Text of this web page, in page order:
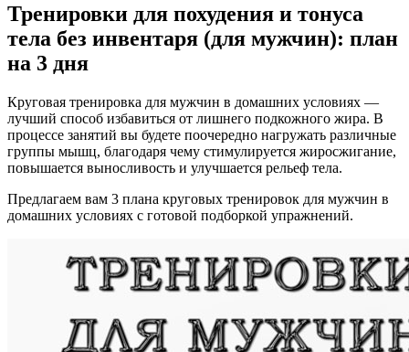
Тренировки для похудения и тонуса
тела без инвентаря (для мужчин): план
на 3 дня
Круговая тренировка для мужчин в домашних условиях —
лучший способ избавиться от лишнего подкожного жира. В
процессе занятий вы будете поочередно нагружать различные
группы мышц, благодаря чему стимулируется жиросжигание,
повышается выносливость и улучшается рельеф тела.
Предлагаем вам 3 плана круговых тренировок для мужчин в
домашних условиях с готовой подборкой упражнений.